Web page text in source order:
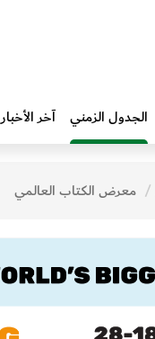
الجدول الزمني آخر الأخبار
معرض الكتاب العالمي